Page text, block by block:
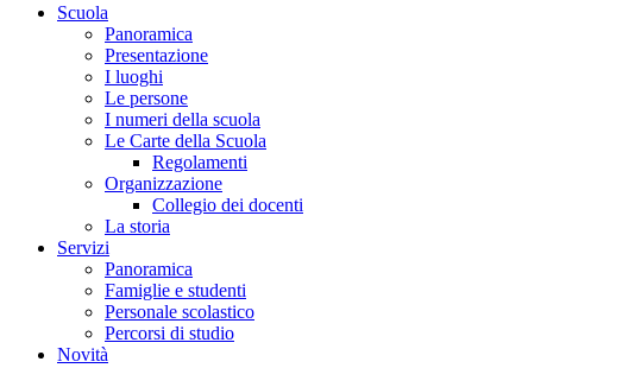
Scuola
Panoramica
Presentazione
I luoghi
Le persone
I numeri della scuola
Le Carte della Scuola
Regolamenti
Organizzazione
Collegio dei docenti
La storia
Servizi
Panoramica
Famiglie e studenti
Personale scolastico
Percorsi di studio
Novità